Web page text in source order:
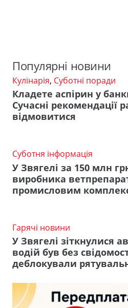
Популярні новини
Кулінарія, Суботні поради
Кладете аспірин у
Сучасні рекомендації
відмовитися
Суботня інформація
У Звягелі за 150 млн
виробника
промисловим
Гарячі новини
У Звягелі зіткнулися
водій був без
деблокували